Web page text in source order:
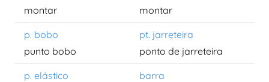
montar
montar
p. bobo
pt. jarreteira
punto bobo
ponto de jarreteira
p. elástico
barra